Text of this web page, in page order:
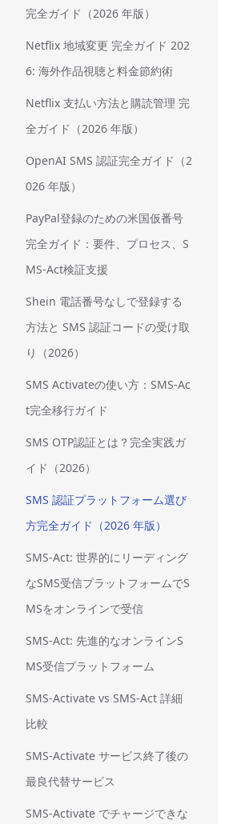
完全ガイド（2026 年版）
Netflix 地域変更 完全ガイド 202
6: 海外作品視聴と料金節約術
Netflix 支払い方法と購読管理 完
全ガイド（2026 年版）
OpenAI SMS 認証完全ガイド（2
026 年版）
PayPal登録のための米国仮番号
完全ガイド：要件、プロセス、S
MS-Act検証支援
Shein 電話番号なしで登録する
方法と SMS 認証コードの受け取
り（2026）
SMS Activateの使い方：SMS-Ac
t完全移行ガイド
SMS OTP認証とは？完全実践ガ
イド（2026）
SMS 認証プラットフォーム選び
方完全ガイド（2026 年版）
SMS-Act: 世界的にリーディング
なSMS受信プラットフォームでS
MSをオンラインで受信
SMS-Act: 先進的なオンラインS
MS受信プラットフォーム
SMS-Activate vs SMS-Act 詳細
比較
SMS-Activate サービス終了後の
最良代替サービス
SMS-Activate でチャージできな